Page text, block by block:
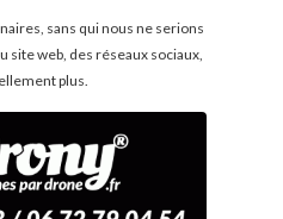
sans qui nous ne serions
site web, des réseaux sociaux,
plus.